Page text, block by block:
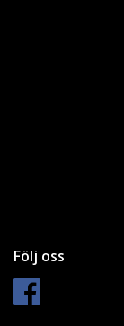
Följ oss